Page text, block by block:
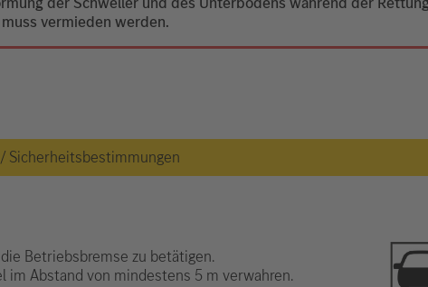
vermieden werden.
Sicherheitsbestimmungen
die Betriebsbremse zu betätigen.
im Abstand von mindestens 5 m verwahren.